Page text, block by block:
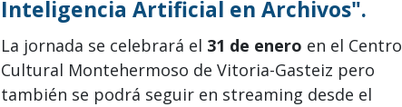
Inteligencia Artificial en Archivos".
La jornada se celebrará el 31 de enero en el Centro
Cultural Montehermoso de Vitoria-Gasteiz pero
también se podrá seguir en streaming desde el